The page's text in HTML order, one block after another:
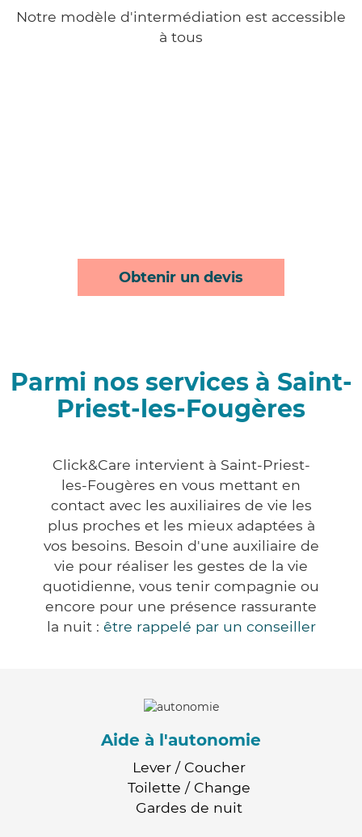
Notre modèle d'intermédiation est accessible
à tous
Obtenir un devis
Parmi nos services à Saint-
Priest-les-Fougères
Click&Care intervient à Saint-Priest-
les-Fougères en vous mettant en
contact avec les auxiliaires de vie les
plus proches et les mieux adaptées à
vos besoins. Besoin d'une auxiliaire de
vie pour réaliser les gestes de la vie
quotidienne, vous tenir compagnie ou
encore pour une présence rassurante
la nuit : être rappelé par un conseiller
Aide à l'autonomie
Lever / Coucher
Toilette / Change
Gardes de nuit